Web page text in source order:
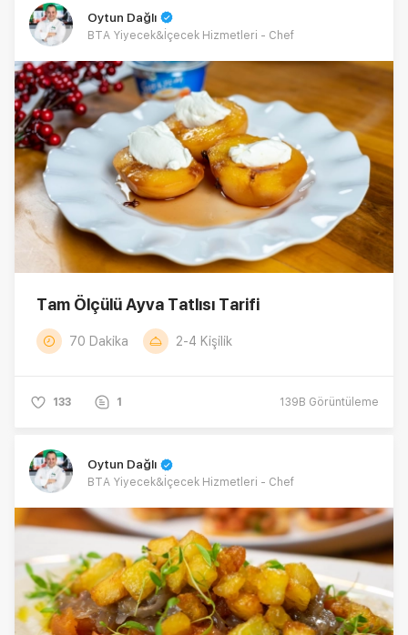
Oytun Dağlı
BTA Yiyecek&İçecek Hizmetleri - Chef
Tam Ölçülü Ayva Tatlısı Tarifi
70 Dakika 2-4 Kişilik
133 1 139B Görüntüleme
Oytun Dağlı
BTA Yiyecek&İçecek Hizmetleri - Chef